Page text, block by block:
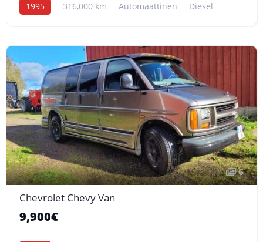
1995 316,000 km Automaattinen Diesel
6
Chevrolet Chevy Van
9,900€